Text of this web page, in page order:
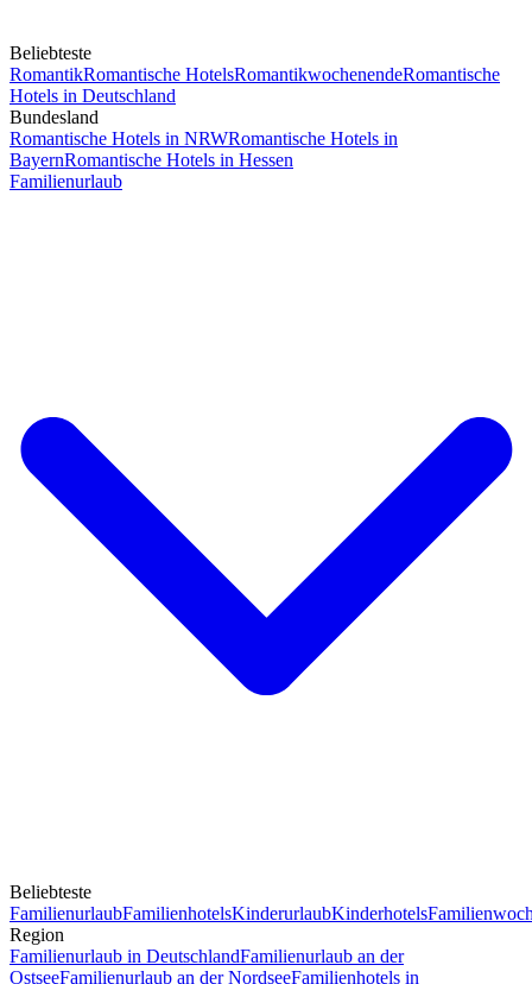
Beliebteste
RomantikRomantische HotelsRomantikwochenendeRomantische
Hotels in Deutschland
Bundesland
Romantische Hotels in NRWRomantische Hotels in
BayernRomantische Hotels in Hessen
Familienurlaub
Beliebteste
FamilienurlaubFamilienhotelsKinderurlaubKinderhotels
Region
Familienurlaub in DeutschlandFamilienurlaub an der
OstseeFamilienurlaub an der NordseeFamilienhotels in